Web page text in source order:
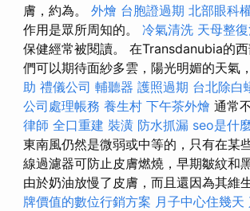
膚，約為。 外燴 台胞證過期 北部眼科
作用是眾所周知的。 冷氣清洗 天母整
保健經常被閱讀。 在Transdanubia的
們可以期待面紗多雲，陽光明媚的天氣
助 禮儀公司 輔聽器 護照過期 台北除白
公司處理帳務 養生村 下午茶外燴 通常
律師 全口重建 裝潢 防水抓漏 seo是什
東南風仍然是微弱或中等的，只有在某
線過濾器可防止皮膚燃燒，早期皺紋和
由於奶油放慢了皮膚，而且還因為其維
牌價值的數位行銷方案 月子中心住幾天